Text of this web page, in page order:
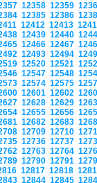
12358 12359
12385 12386
12412 12413
12439 12440
12466 12467
12493 12494
12520 12521
12547 12548
12574 12575
12601 12602
12628 12629
12655 12656
12682 12683
12709 12710
12736 12737
12763 12764
12790 12791
12817 12818
12844 12845